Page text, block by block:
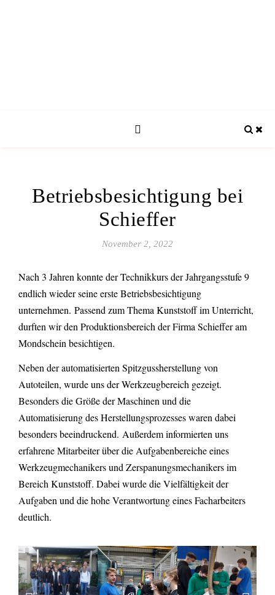
Betriebsbesichtigung bei
Schieffer
November 2, 2022
Nach 3 Jahren konnte der Technikkurs der Jahrgangsstufe 9
endlich wieder seine erste Betriebsbesichtigung
unternehmen. Passend zum Thema Kunststoff im Unterricht,
durften wir den Produktionsbereich der Firma Schieffer am
Mondschein besichtigen.
Neben der automatisierten Spitzgussherstellung von
Autoteilen, wurde uns der Werkzeugbereich gezeigt.
Besonders die Größe der Maschinen und die
Automatisierung des Herstellungsprozesses waren dabei
besonders beeindruckend. Außerdem informierten uns
erfahrene Mitarbeiter über die Aufgabenbereiche eines
Werkzeugmechanikers und Zerspanungsmechanikers im
Bereich Kunststoff. Dabei wurde die Vielfältigkeit der
Aufgaben und die hohe Verantwortung eines Facharbeiters
deutlich.